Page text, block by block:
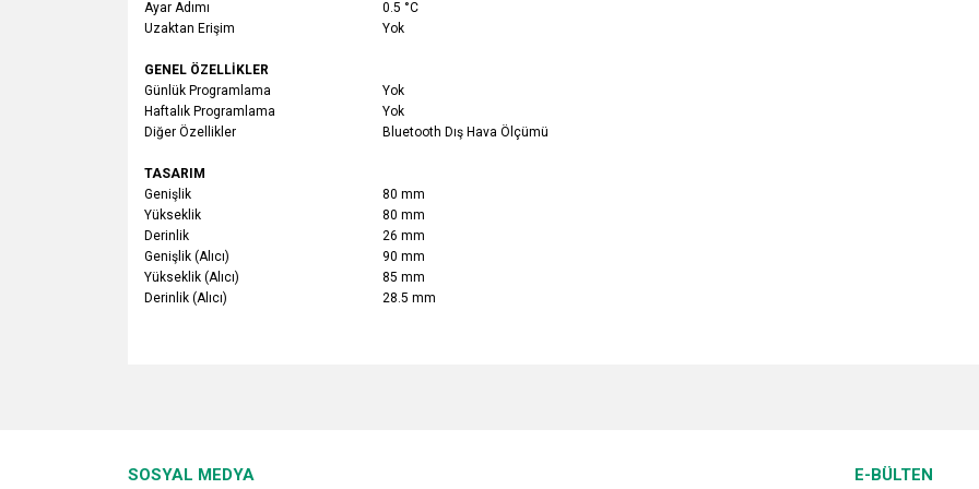
Ayar Adımı
0.5 °C
Uzaktan Erişim
Yok
GENEL ÖZELLİKLER
Günlük Programlama
Yok
Haftalık Programlama
Yok
Diğer Özellikler
Bluetooth Dış Hava Ölçümü
TASARIM
Genişlik
80 mm
Yükseklik
80 mm
Derinlik
26 mm
Genişlik (Alıcı)
90 mm
Yükseklik (Alıcı)
85 mm
Derinlik (Alıcı)
28.5 mm
Ürün açıklamasında eksik bilgiler bulunuyor.
SOSYAL MEDYA E-BÜLTEN